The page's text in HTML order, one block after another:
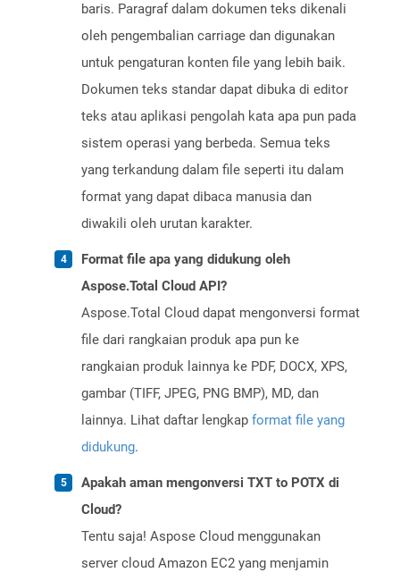
baris. Paragraf dalam dokumen teks dikenali
oleh pengembalian carriage dan digunakan
untuk pengaturan konten file yang lebih baik.
Dokumen teks standar dapat dibuka di editor
teks atau aplikasi pengolah kata apa pun pada
sistem operasi yang berbeda. Semua teks
yang terkandung dalam file seperti itu dalam
format yang dapat dibaca manusia dan
diwakili oleh urutan karakter.
Format file apa yang didukung oleh
Aspose.Total Cloud API?
Aspose.Total Cloud dapat mengonversi format
file dari rangkaian produk apa pun ke
rangkaian produk lainnya ke PDF, DOCX, XPS,
gambar (TIFF, JPEG, PNG BMP), MD, dan
lainnya. Lihat daftar lengkap format file yang
didukung.
Apakah aman mengonversi TXT to POTX di
Cloud?
Tentu saja! Aspose Cloud menggunakan
server cloud Amazon EC2 yang menjamin